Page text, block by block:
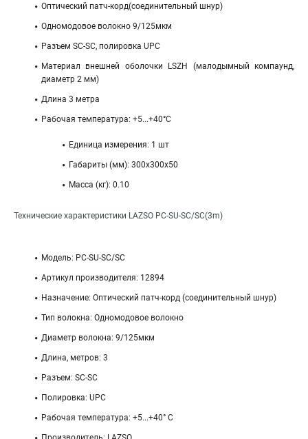
Оптический патч-корд(соединительный шнур)
Одномодовое волокно 9/125мкм
Разъем SC-SC, полировка UPC
Материал внешней оболочки LSZH (малодымный компаунд,
диаметр 2 мм)
Длина 3 метра
Рабочая температура: +5...+40°C
Единица измерения: 1 шт
Габариты (мм): 300x300x50
Масса (кг): 0.10
Технические характеристики LAZSO PC-SU-SC/SC(3m)
Модель: PC-SU-SC/SC
Артикул производителя: 12894
Назначение: Оптический патч-корд (соединительный шнур)
Тип волокна: Одномодовое волокно
Диаметр волокна: 9/125мкм
Длина, метров: 3
Разъем: SC-SC
Полировка: UPC
Рабочая температура: +5...+40° С